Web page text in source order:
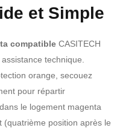
et Simple
compatible CASITECH
technique.
orange, secouez
pour répartir
le logement magenta
(quatrième position après le